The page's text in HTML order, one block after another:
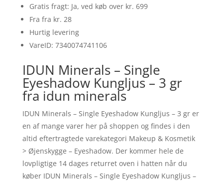
Gratis fragt: Ja, ved køb over kr. 699
Fra fra kr. 28
Hurtig levering
VareID: 7340074741106
IDUN Minerals – Single
Eyeshadow Kungljus – 3 gr
fra idun minerals
IDUN Minerals – Single Eyeshadow Kungljus – 3 gr er
en af mange varer her på shoppen og findes i den
altid eftertragtede varekategori Makeup & Kosmetik
> Øjenskygge – Eyeshadow. Der kommer hele de
lovpligtige 14 dages returret oven i hatten når du
køber IDUN Minerals – Single Eyeshadow Kungljus –